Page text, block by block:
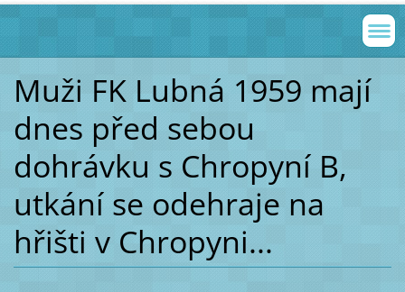
Muži FK Lubná 1959 mají
dnes před sebou
dohrávku s Chropyní B,
utkání se odehraje na
hřišti v Chropyni...